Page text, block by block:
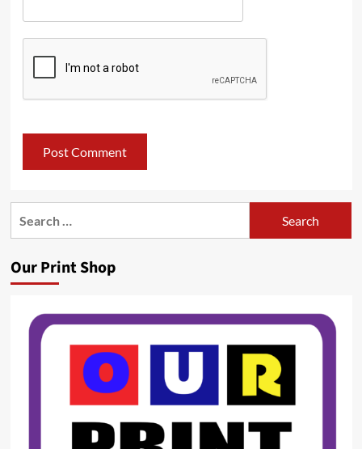
Our Print Shop